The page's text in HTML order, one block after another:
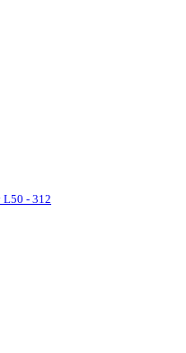
L50 - 312